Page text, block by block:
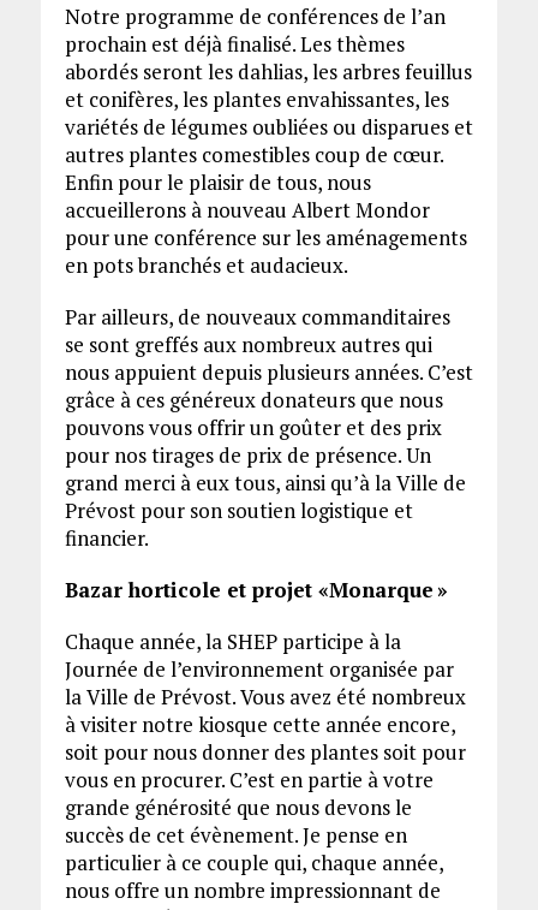
Notre programme de conférences de l’an
prochain est déjà finalisé. Les thèmes
abordés seront les dahlias, les arbres feuillus
et conifères, les plantes envahissantes, les
variétés de légumes oubliées ou disparues et
autres plantes comestibles coup de cœur.
Enfin pour le plaisir de tous, nous
accueillerons à nouveau Albert Mondor
pour une conférence sur les aménagements
en pots branchés et audacieux.
Par ailleurs, de nouveaux commanditaires
se sont greffés aux nombreux autres qui
nous appuient depuis plusieurs années. C’est
grâce à ces généreux donateurs que nous
pouvons vous offrir un goûter et des prix
pour nos tirages de prix de présence. Un
grand merci à eux tous, ainsi qu’à la Ville de
Prévost pour son soutien logistique et
financier.
Bazar horticole et projet «Monarque »
Chaque année, la SHEP participe à la
Journée de l’environnement organisée par
la Ville de Prévost. Vous avez été nombreux
à visiter notre kiosque cette année encore,
soit pour nous donner des plantes soit pour
vous en procurer. C’est en partie à votre
grande générosité que nous devons le
succès de cet évènement. Je pense en
particulier à ce couple qui, chaque année,
nous offre un nombre impressionnant de